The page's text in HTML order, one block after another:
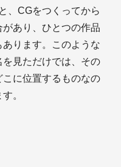
、CGをつくってから
あり、ひとつの作品
ります。このような
見ただけでは、その
に位置するものなの
。